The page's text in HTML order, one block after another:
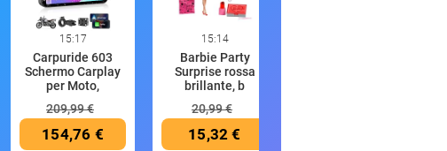
15:17
Carpuride 603
Schermo Carplay
per Moto,
209,99 €
154,76 €
15:14
Barbie Party
Surprise rossa
brillante, b
20,99 €
15,32 €